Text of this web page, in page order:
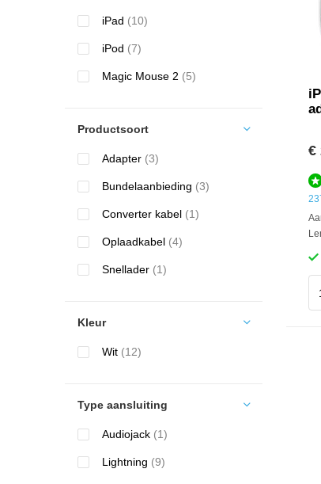
€
iPad (10)
iPod (7)
Magic Mouse 2 (5)
Productsoort
Adapter (3)
Bundelaanbieding (3)
Converter kabel (1)
Oplaadkabel (4)
Snellader (1)
Kleur
Wit (12)
Type aansluiting
Audiojack (1)
Lightning (9)